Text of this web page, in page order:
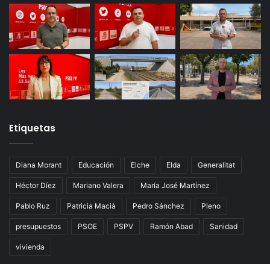
Etiquetas
Diana Morant Educación Elche Elda Generalitat
Héctor Díez Mariano Valera María José Martínez
Pablo Ruz Patricia Macià Pedro Sánchez Pleno
presupuestos PSOE PSPV Ramón Abad Sanidad
vivienda